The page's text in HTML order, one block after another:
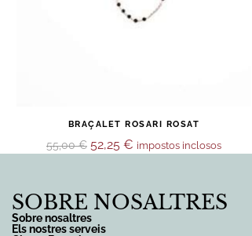
BRAÇALET ROSARI ROSAT
55,00€ 52,25 € impostos inclosos
SOBRE NOSALTRES
Sobre nosaltres
Els nostres serveis